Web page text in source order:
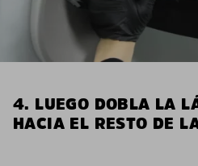
4. LUEGO DOBLA LA
HACIA EL RESTO DE